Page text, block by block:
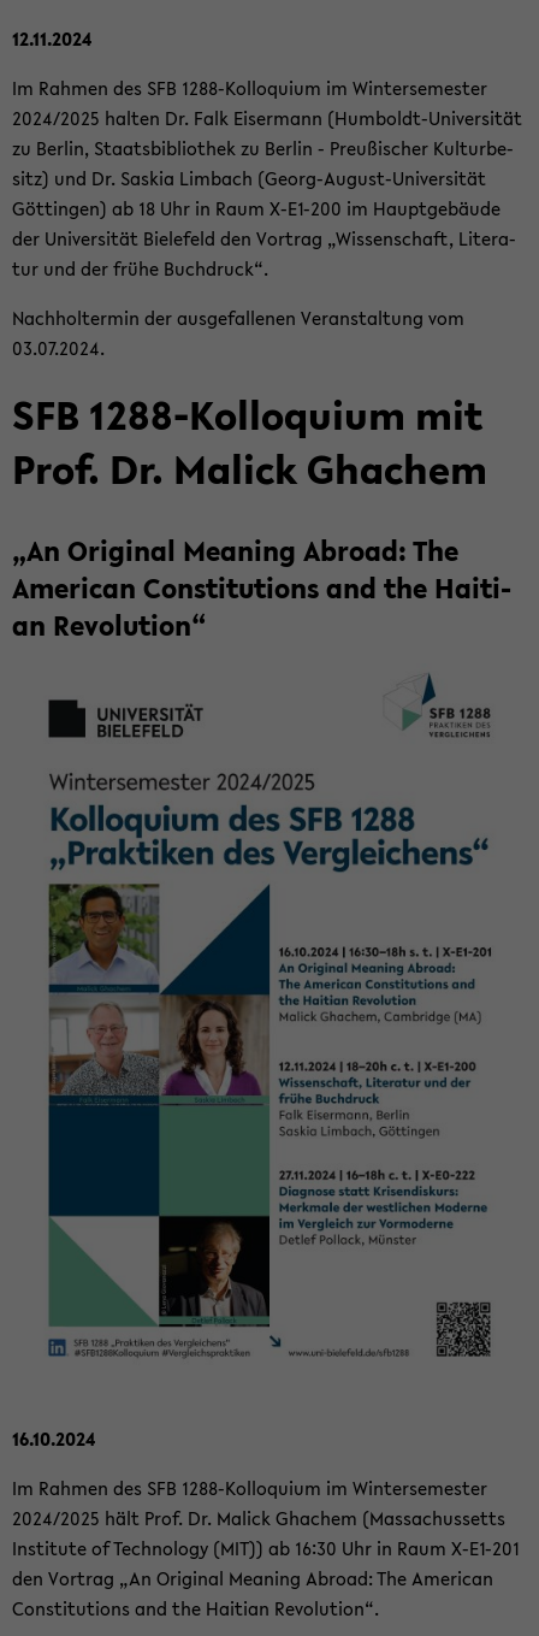
12.11.2024
Im Rah­men des SFB 1288-​Kolloquium im Win­ter­se­mes­ter
2024/2025 hal­ten Dr. Falk Eis­er­mann (Humboldt-​Universität
zu Ber­lin, Staats­bi­blio­thek zu Ber­lin - Preu­ßi­scher Kul­tur­be­
sitz) und Dr. Sas­kia Lim­bach (Georg-​August-Universität
Göt­tin­gen) ab 18 Uhr in Raum X-​E1-200 im Haupt­ge­bäu­de
der Uni­ver­si­tät Bie­le­feld den Vor­trag „Wis­sen­schaft, Li­te­ra­
tur und der frühe Buch­druck“.
Nach­hol­ter­min der aus­ge­fal­le­nen Ver­an­stal­tung vom
03.07.2024.
SFB 1288-​Kolloquium mit
Prof. Dr. Malick Gha­chem
„An Ori­gi­nal Me­a­ning Ab­road: The
Ame­ri­can Con­sti­tu­ti­ons and the Hai­ti­
an Re­vo­lu­ti­on“
16.10.2024
Im Rah­men des SFB 1288-​Kolloquium im Win­ter­se­mes­ter
2024/2025 hält Prof. Dr. Malick Gha­chem (Mas­sa­chus­setts
In­sti­tu­te of Tech­no­lo­gy (MIT)) ab 16:30 Uhr in Raum X-​E1-201
den Vor­trag „An Ori­gi­nal Me­a­ning Ab­road: The Ame­ri­can
Con­sti­tu­ti­ons and the Hai­ti­an Re­vo­lu­ti­on“.